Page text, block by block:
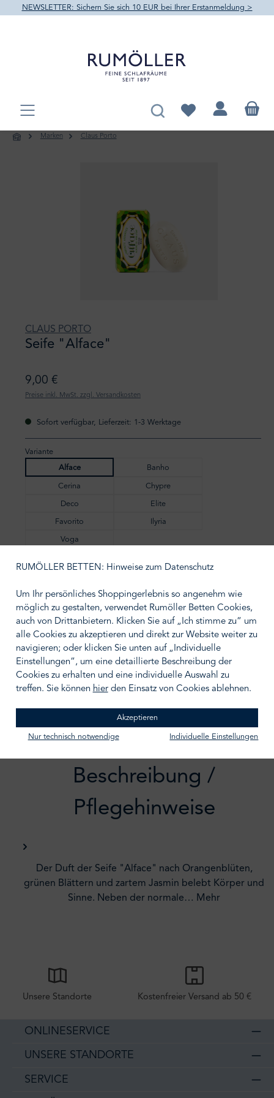
springen
NEWSLETTER: Sichern Sie sich 10 EUR bei Ihrer Erstanmeldung >
Du hast 0 Produkte
Marken Claus Porto
CLAUS PORTO
Seife "Alface"
9,00 €
Preise inkl. MwSt. zzgl. Versandkosten
Sofort verfügbar, Lieferzeit: 1-3 Werktage
Variante
Alface
Banho
Cerina Chypre
Deco Elite
Favorito Ilyria
Voga
Gewicht
IN DEN WARENKORB
Zum Merkzettel hinzufügen
Beschreibung /
Pflegehinweise
Der Duft der Seife "Alface" nach Orangenblüten,
grünen Blättern und zartem Jasmin belebt Körper und
Sinne. Neben der normale… Mehr
Unsere Standorte Kostenfreier Versand ab 50 €
ONLINESERVICE
UNSERE STANDORTE
SERVICE
RUMÖLLER BETTEN: Hinweise zum Datenschutz
Um Ihr persönliches Shoppingerlebnis so angenehm wie
möglich zu gestalten, verwendet Rumöller Betten Cookies,
auch von Drittanbietern. Klicken Sie auf „Ich stimme zu“ um
alle Cookies zu akzeptieren und direkt zur Website weiter zu
navigieren; oder klicken Sie unten auf „Individuelle
Einstellungen“, um eine detaillierte Beschreibung der
Cookies zu erhalten und eine individuelle Auswahl zu
treffen. Sie können hierden Einsatz von Cookies ablehnen.
Akzeptieren
Nur technisch notwendige Individuelle Einstellungen